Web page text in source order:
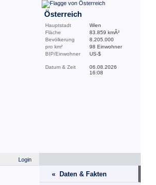
Österreich
Hauptstadt
Wien
Fläche
83.859 kmÂ²
Bevölkerung
8.205.000
pro km²
98 Einwohner
BIP/Einwohner
US-$
Datum & Zeit
06.08.2026
16:08
Login
« Daten & Fakten